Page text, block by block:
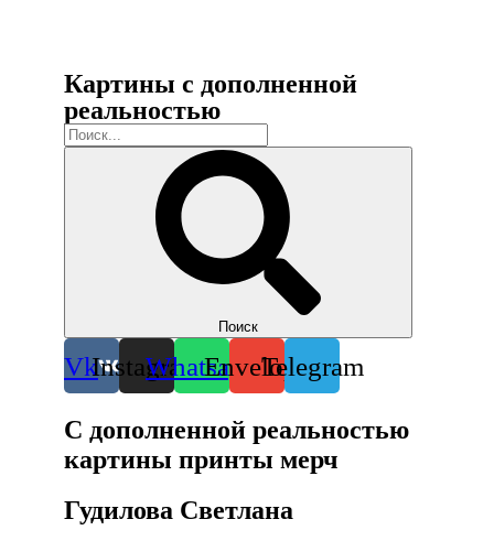
Картины с дополненной
реальностью
Поиск
VkInstagramWhatsappEnvelopeTelegram
С дополненной реальностью
картины принты мерч
Гудилова Светлана